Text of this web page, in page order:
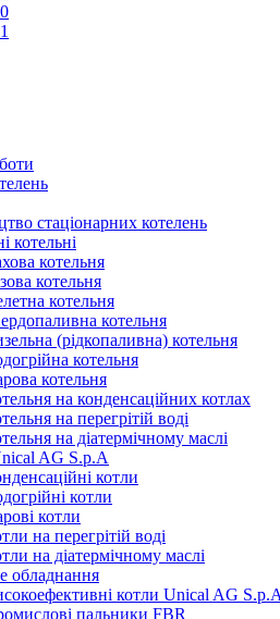
стаціонарних котелень
котельні
котельня
котельня
котельня
котельня
(рідкопаливна) котельня
котельня
котельня
на конденсаційних котлах
на перегрітій воді
на діатермічному маслі
AG S.p.A
котли
котли
котли
на перегрітій воді
на діатермічному маслі
обладнання
котли Unical AG S.p.A
пальники FBR